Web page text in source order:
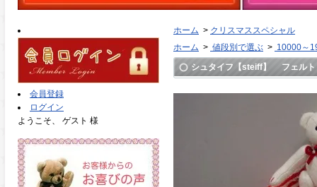
会員登録
ログイン
ようこそ、 ゲスト 様
ホーム > クリスマススペシャル
ホーム > 値段別で選ぶ > 10000～
シュタイフ【steiff】 フェル